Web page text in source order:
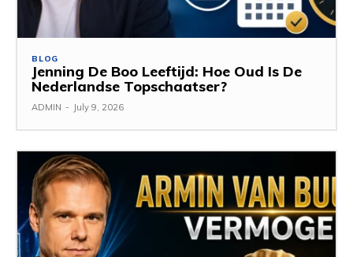
BLOG
Jenning De Boo Leeftijd: Hoe Oud Is De
Nederlandse Topschaatser?
ADMIN - July 9, 2026